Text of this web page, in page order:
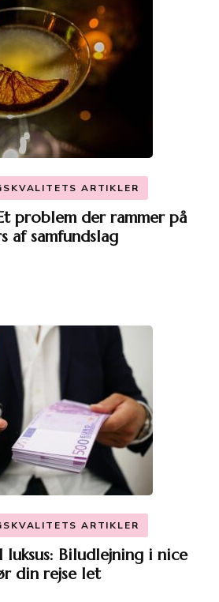
ARTIKLER
problem der rammer på
af samfundslag
ARTIKLER
Biludlejning i nice
din rejse let